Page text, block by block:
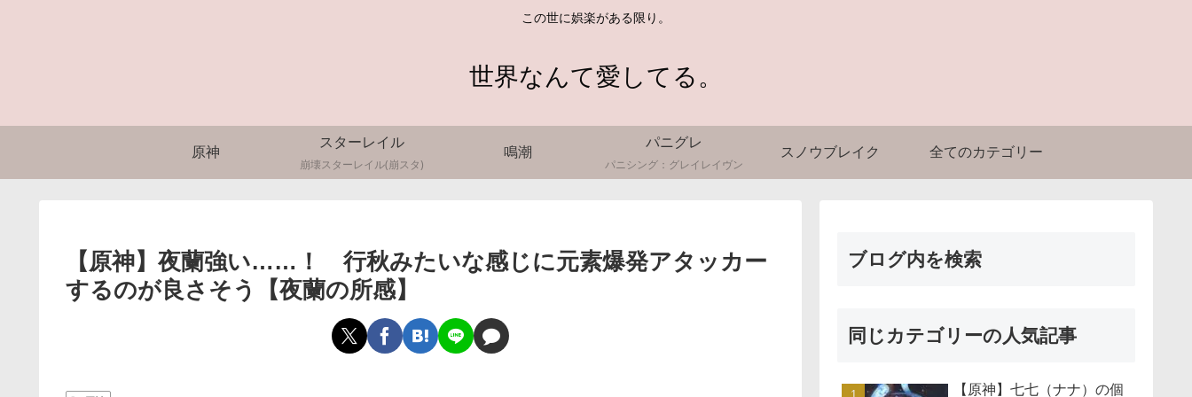
この世に娯楽がある限り。
世界なんて愛してる。
原神
スターレイル
崩壊スターレイル(崩スタ)
鳴潮
パニグレ
パニシング：グレイレイヴン
スノウブレイク 全てのカテゴリー
【原神】夜蘭強い……！ 行秋みたいな感じに元素爆発アタッカー
するのが良さそう【夜蘭の所感】
ブログ内を検索
同じカテゴリーの人気記事
【原神】七七（ナナ）の個